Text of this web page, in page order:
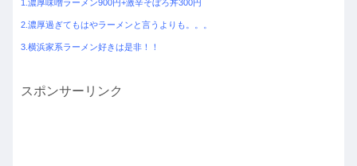
1.濃厚味噌ラーメン900円+激辛そぼろ丼300円
2.濃厚過ぎてもはやラーメンと言うよりも。。。
3.横浜家系ラーメン好きは是非！！
スポンサーリンク